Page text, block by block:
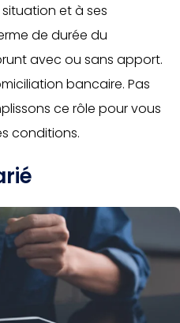
et à ses
de durée du
avec ou sans apport.
bancaire. Pas
ce rôle pour vous
conditions.